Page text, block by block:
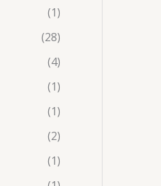
(1)
(28)
(4)
(1)
(1)
(2)
(1)